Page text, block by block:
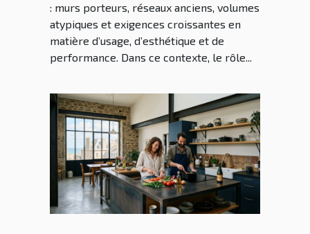
: murs porteurs, réseaux anciens, volumes
atypiques et exigences croissantes en
matière d’usage, d’esthétique et de
performance. Dans ce contexte, le rôle...